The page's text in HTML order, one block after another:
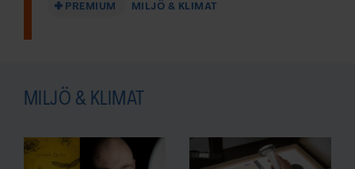
PREMIUM MILJÖ & KLIMAT
MILJÖ & KLIMAT